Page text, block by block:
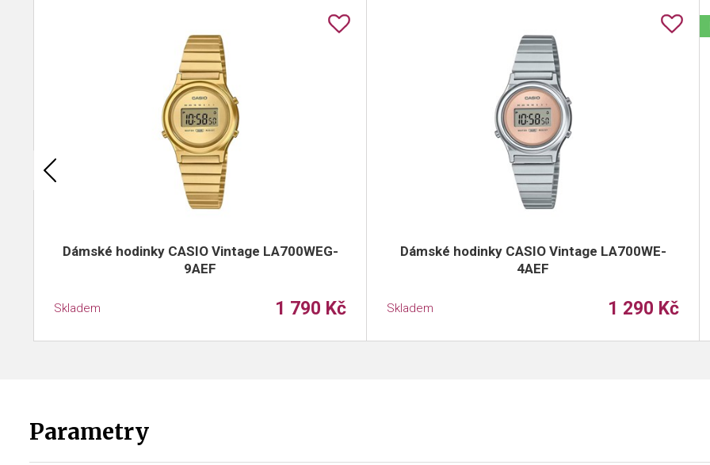
Dámské hodinky CASIO Vintage LA700WEG-
9AEF
Skladem 1 790 Kč
Dámské hodinky CASIO Vintage LA700WE-
4AEF
Skladem 1 290 Kč
Parametry